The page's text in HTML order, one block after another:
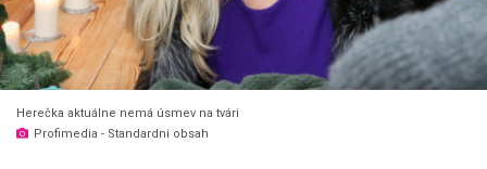
Herečka aktuálne nemá úsmev na tvári
Profimedia - Standardni obsah